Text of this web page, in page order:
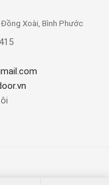
Xoài, Bình Phước